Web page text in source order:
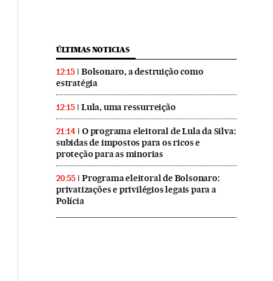
ÚLTIMAS NOTICIAS
12:15
Bolsonaro, a destruição como
estratégia
12:15 Lula, uma ressurreição
21:14
O programa eleitoral de Lula da Silva:
subidas de impostos para os ricos e
proteção para as minorias
20:55
Programa eleitoral de Bolsonaro:
privatizações e privilégios legais para a
Polícia